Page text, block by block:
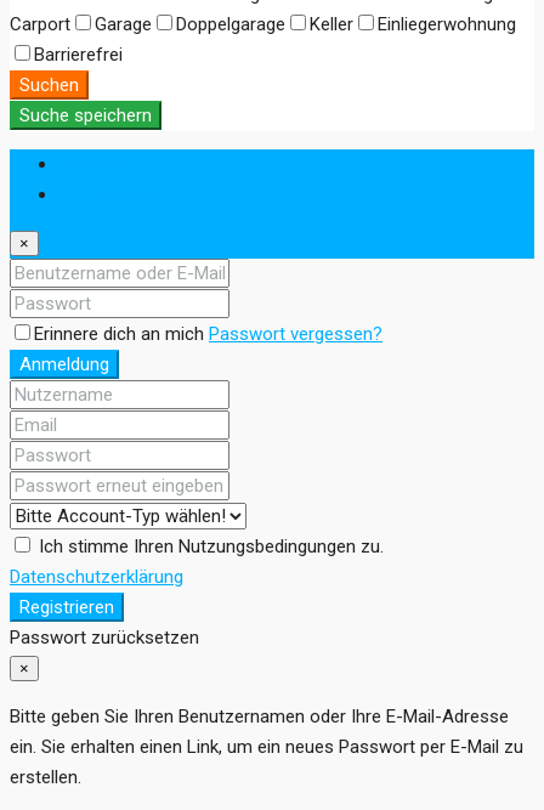
Carport
Garage Doppelgarage Keller
Einliegerwohnung
Barrierefrei
Suchen
Suche speichern
×
Erinnere dich an mich Passwort vergessen?
Anmeldung
Ich stimme Ihren Nutzungsbedingungen zu.
Datenschutzerklärung
Registrieren
Passwort zurücksetzen
×
Bitte geben Sie Ihren Benutzernamen oder Ihre E-Mail-Adresse
ein. Sie erhalten einen Link, um ein neues Passwort per E-Mail zu
erstellen.